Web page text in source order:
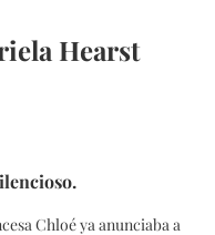
Hearst
Chloé ya anunciaba a